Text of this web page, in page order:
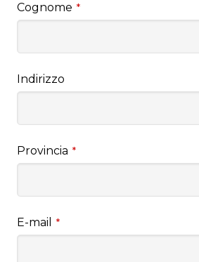
Cognome *
Indirizzo
Provincia *
E-mail *